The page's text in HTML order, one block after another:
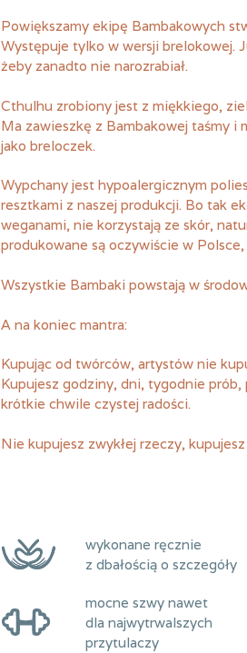
na
podstawie
oceny
klienta
Powiększamy ekipę Bambakowych
Występuje tylko w wersji brelokowej.
żeby zanadto nie narozrabiał.
Cthulhu zrobiony jest z miękkiego,
Ma zawieszkę z Bambakowej taśmy i
jako breloczek.
Wypchany jest hypoalergicznym
resztkami z naszej produkcji. Bo tak
weganami, nie korzystają ze skór,
produkowane są oczywiście w
Wszystkie Bambaki powstają w
A na koniec mantra:
Kupując od twórców, artystów nie
Kupujesz godziny, dni, tygodnie
krótkie chwile czystej radości.
Nie kupujesz zwykłej rzeczy,
wykonane ręcznie
z dbałością o szczegóły
mocne szwy nawet
dla najwytrwalszych
przytulaczy